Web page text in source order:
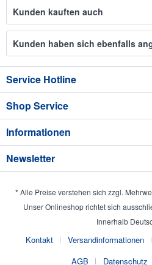
Kunden kauften auch
Kunden haben sich ebenfalls
Service Hotline
Shop Service
Informationen
Newsletter
* Alle Preise verstehen sich zzgl.
Unser Onlineshop richtet sich
Innerhalb
Kontakt Versandinformationen
AGB
Datenschutz